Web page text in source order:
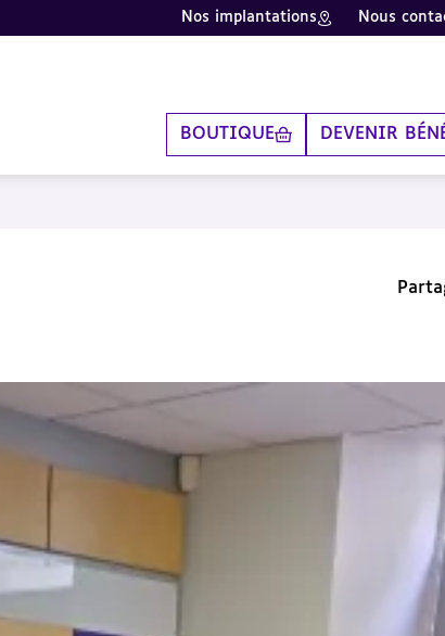
Nos implantations Nous
BOUTIQUE DEVENIR